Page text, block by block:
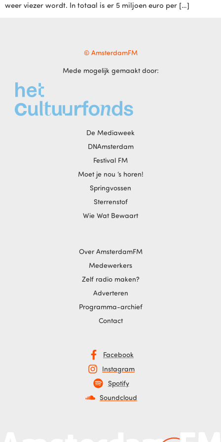
weer viezer wordt. In totaal is er 5 miljoen euro per […]
© AmsterdamFM
Mede mogelijk gemaakt door:
De Mediaweek
DNAmsterdam
Festival FM
Moet je nou ‘s horen!
Springvossen
Sterrenstof
Wie Wat Bewaart
Over AmsterdamFM
Medewerkers
Zelf radio maken?
Adverteren
Programma-archief
Contact
Facebook
Instagram
Spotify
Soundcloud